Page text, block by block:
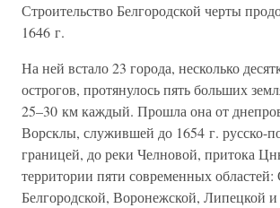
Строительство Белгородской черты
1646 г.
На ней встало 23 города, несколько
острогов, протянулось пять больших
25–30 км каждый. Прошла она от
Ворсклы, служившей до 1654 г. русско-
границей, до реки Челновой, притока
территории пяти современных
Белгородской, Воронежской, Липецкой